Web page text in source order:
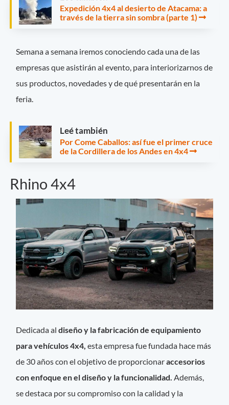
Expedición 4x4 al desierto de Atacama: a
través de la tierra sin sombra (parte 1)
Semana a semana iremos conociendo cada una de las
empresas que asistirán al evento, para interiorizarnos de
sus productos, novedades y de qué presentarán en la
feria.
Leé también
Por Come Caballos: así fue el primer cruce
de la Cordillera de los Andes en 4x4
Rhino 4x4
Dedicada aldiseño y la fabricación de equipamiento
para vehículos 4x4,esta empresa fue fundada hace más
de 30 años con el objetivo de proporcionaraccesorios
con enfoque en el diseño y la funcionalidad.Además,
se destaca por su compromiso con la calidad y la